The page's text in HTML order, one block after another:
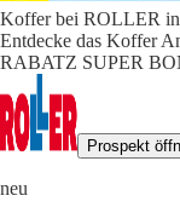
Koffer bei ROLLER in
Entdecke das Koffer
RABATZ SUPER
Prospekt
neu